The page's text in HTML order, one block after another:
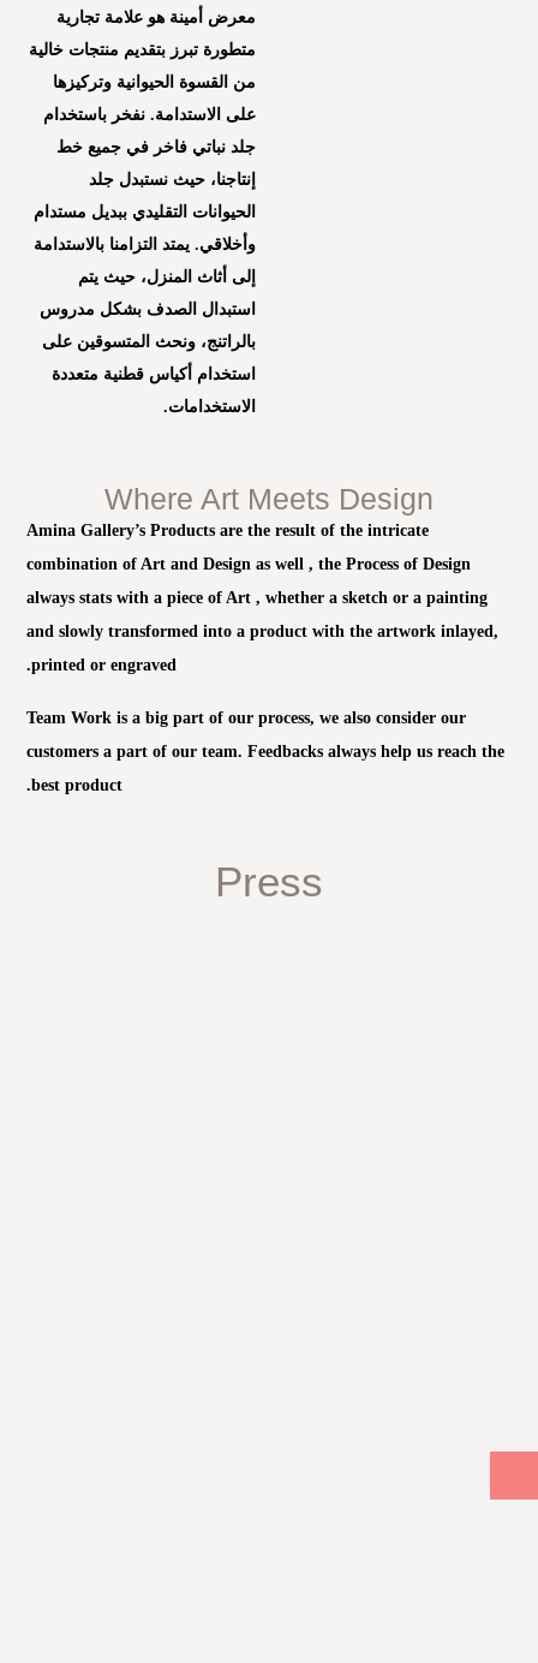
معرض أمينة هو علامة تجارية
متطورة تبرز بتقديم منتجات خالية
من القسوة الحيوانية وتركيزها
على الاستدامة. نفخر باستخدام
جلد نباتي فاخر في جميع خط
إنتاجنا، حيث نستبدل جلد
الحيوانات التقليدي ببديل مستدام
وأخلاقي. يمتد التزامنا بالاستدامة
إلى أثاث المنزل، حيث يتم
استبدال الصدف بشكل مدروس
بالراتنج، ونحث المتسوقين على
استخدام أكياس قطنية متعددة
الاستخدامات.
Where Art Meets Design
Amina Gallery’s Products are the result of the intricate
combination of Art and Design as well , the Process of Design
always stats with a piece of Art , whether a sketch or a painting
and slowly transformed into a product with the artwork inlayed,
printed or engraved.
Team Work is a big part of our process, we also consider our
customers a part of our team. Feedbacks always help us reach the
best product.
Press